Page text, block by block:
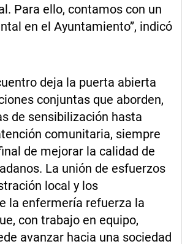
Para ello, contamos con un
en el Ayuntamiento”, indicó
deja la puerta abierta
conjuntas que aborden,
de sensibilización hasta
comunitaria, siempre
de mejorar la calidad de
La unión de esfuerzos
local y los
la enfermería refuerza la
con trabajo en equipo,
avanzar hacia una sociedad